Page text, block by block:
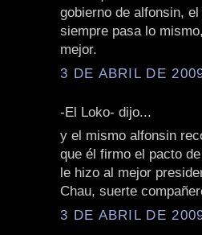
gobierno de alfonsin,
siempre pasa lo
mejor.
3 DE ABRIL DE
-El Loko- dijo...
y el mismo alfonsin
que él firmo el pacto
le hizo al mejor
Chau, suerte
3 DE ABRIL DE